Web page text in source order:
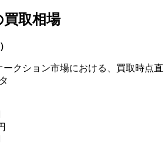
買取相場
ークション市場における、買取時点直